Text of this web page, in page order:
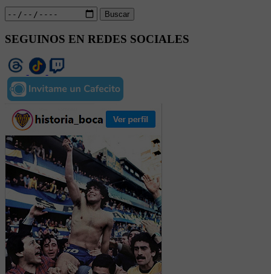
Buscar
SEGUINOS EN REDES SOCIALES